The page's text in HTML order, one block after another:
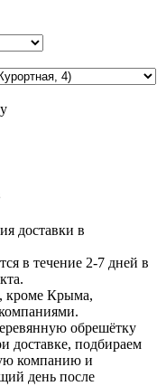
доставки в
в течение 2-7 дней в
кроме Крыма,
обрешётку
доставке, подбираем
компанию и
день после